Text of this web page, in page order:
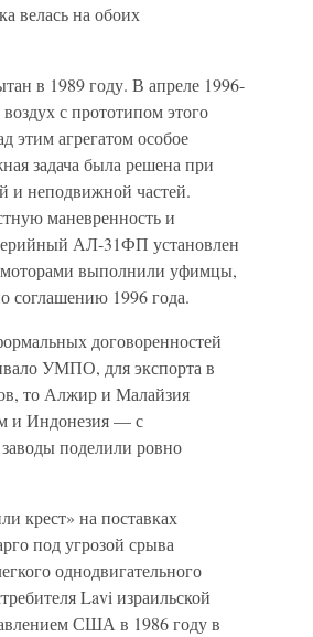
велась на обоих
в 1989 году. В апреле 1996-
с прототипом этого
этим агрегатом особое
задача была решена при
и неподвижной частей.
маневренность и
АЛ-31ФП установлен
выполнили уфимцы,
соглашению 1996 года.
договоренностей
УМПО, для экспорта в
то Алжир и Малайзия
и Индонезия — с
поделили ровно
крест» на поставках
под угрозой срыва
однодвигательного
Lavi израильской
США в 1986 году в